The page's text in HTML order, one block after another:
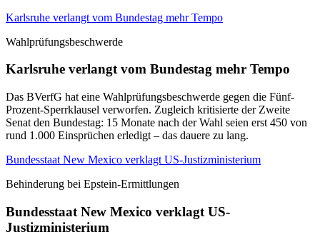
Karlsruhe verlangt vom Bundestag mehr Tempo
Wahlprüfungsbeschwerde
Karlsruhe verlangt vom Bundestag mehr Tempo
Das BVerfG hat eine Wahlprüfungsbeschwerde gegen die Fünf-
Prozent-Sperrklausel verworfen. Zugleich kritisierte der Zweite
Senat den Bundestag: 15 Monate nach der Wahl seien erst 450 von
rund 1.000 Einsprüchen erledigt – das dauere zu lang.
Bundesstaat New Mexico verklagt US-Justizministerium
Behinderung bei Epstein-Ermittlungen
Bundesstaat New Mexico verklagt US-
Justizministerium